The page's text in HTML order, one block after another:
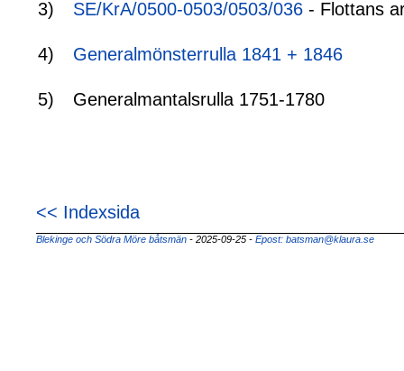
3) SE/KrA/0500-0503/0503/036 - Flottans
4) Generalmönsterrulla 1841 + 1846
5) Generalmantalsrulla 1751-1780
<< Indexsida
Blekinge och Södra Möre båtsmän - 2025-09-25 - Epost: batsman@klaura.se